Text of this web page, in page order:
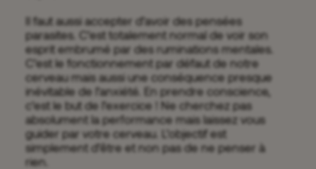
Il faut aussi accepter d’avoir des pensées
parasites. C’est totalement normal de voir son
esprit embrumé par des ruminations mentales.
C’est le fonctionnement par défaut de notre
cerveau mais aussi une conséquence presque
inévitable de l’anxiété. En prendre conscience,
c’est le but de l’exercice ! Ne cherchez pas
absolument la performance mais laissez vous
guider par votre cerveau. L’objectif est
simplement d’être et non pas de ne penser à
rien.